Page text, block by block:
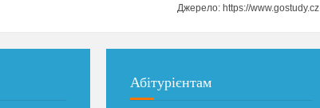
Джерело: https://www.gostudy.cz
Абітурієнтам